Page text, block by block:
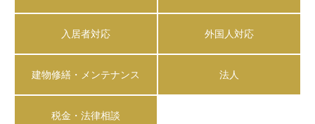
入居者対応 外国人対応
建物修繕・メンテナンス 法人
税金・法律相談